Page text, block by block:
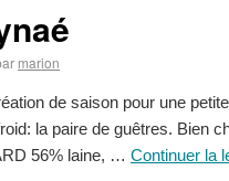
marion
de saison pour une
la paire de guêtres. Bien
56% laine, … Continuer la